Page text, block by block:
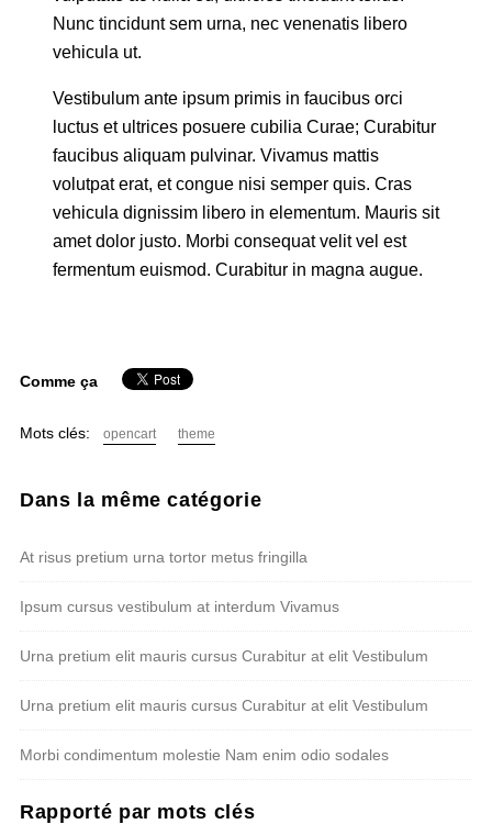
Nunc tincidunt sem urna, nec venenatis libero
vehicula ut.
Vestibulum ante ipsum primis in faucibus orci
luctus et ultrices posuere cubilia Curae; Curabitur
faucibus aliquam pulvinar. Vivamus mattis
volutpat erat, et congue nisi semper quis. Cras
vehicula dignissim libero in elementum. Mauris sit
amet dolor justo. Morbi consequat velit vel est
fermentum euismod. Curabitur in magna augue.
Comme ça
Mots clés: opencart theme
Dans la même catégorie
At risus pretium urna tortor metus fringilla
Ipsum cursus vestibulum at interdum Vivamus
Urna pretium elit mauris cursus Curabitur at elit Vestibulum
Urna pretium elit mauris cursus Curabitur at elit Vestibulum
Morbi condimentum molestie Nam enim odio sodales
Rapporté par mots clés